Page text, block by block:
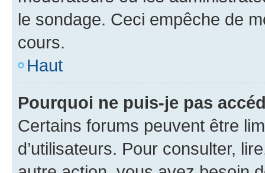
le sondage. Ceci empêche de
cours.
Haut
Pourquoi ne puis-je pas
Certains forums peuvent être
d’utilisateurs. Pour consulter,